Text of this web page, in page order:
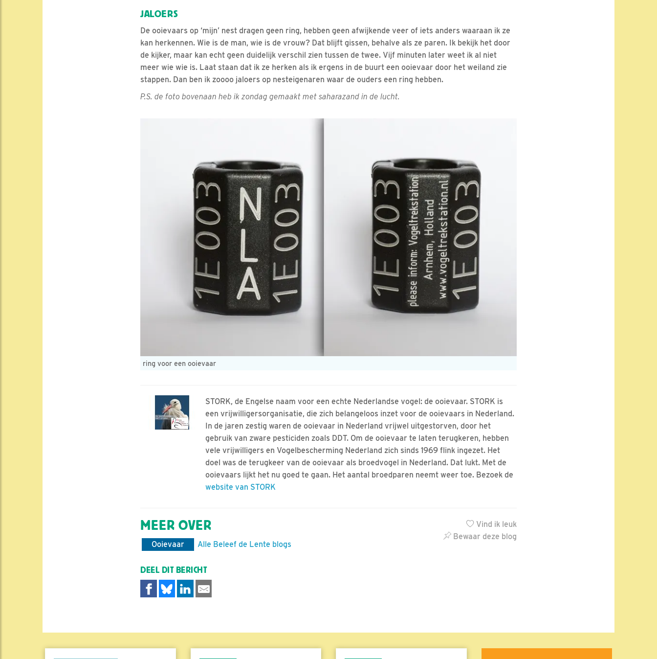
JALOERS
De ooievaars op ‘mijn’ nest dragen geen ring, hebben geen afwijkende veer of iets anders waaraan ik ze
kan herkennen. Wie is de man, wie is de vrouw? Dat blijft gissen, behalve als ze paren. Ik bekijk het door
de kijker, maar kan echt geen duidelijk verschil zien tussen de twee. Vijf minuten later weet ik al niet
meer wie wie is. Laat staan dat ik ze herken als ik ergens in de buurt een ooievaar door het weiland zie
stappen. Dan ben ik zoooo jaloers op nesteigenaren waar de ouders een ring hebben.
P.S. de foto bovenaan heb ik zondag gemaakt met saharazand in de lucht.
ring voor een ooievaar
STORK, de Engelse naam voor een echte Nederlandse vogel: de ooievaar. STORK is
een vrijwilligersorganisatie, die zich belangeloos inzet voor de ooievaars in Nederland.
In de jaren zestig waren de ooievaar in Nederland vrijwel uitgestorven, door het
gebruik van zware pesticiden zoals DDT. Om de ooievaar te laten terugkeren, hebben
vele vrijwilligers en Vogelbescherming Nederland zich sinds 1969 flink ingezet. Het
doel was de terugkeer van de ooievaar als broedvogel in Nederland. Dat lukt. Met de
ooievaars lijkt het nu goed te gaan. Het aantal broedparen neemt weer toe. Bezoek de
website van STORK
Vind ik leuk
Bewaar deze blog
MEER OVER
Ooievaar Alle Beleef de Lente blogs
DEEL DIT BERICHT